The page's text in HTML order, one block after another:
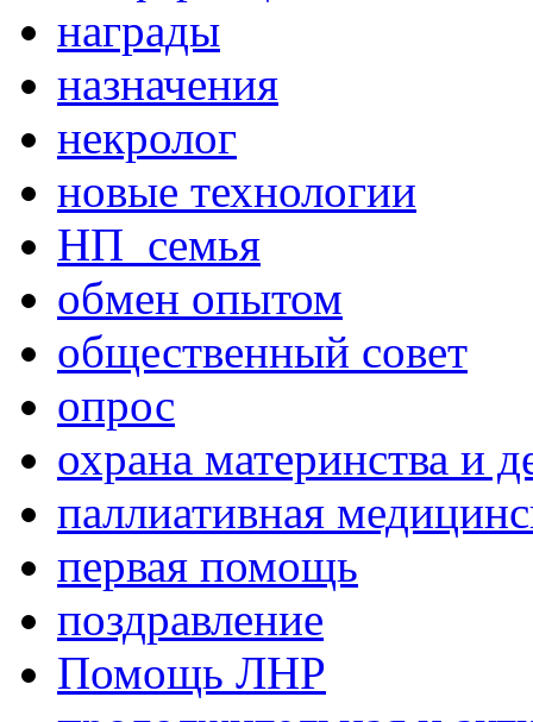
награды
назначения
некролог
новые технологии
НП_семья
обмен опытом
общественный совет
опрос
охрана материнства и
паллиативная
первая помощь
поздравление
Помощь ЛНР